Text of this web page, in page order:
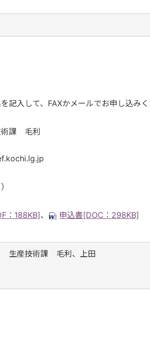
記入して、FAXかメールでお申し込みく
術課 毛利
：188KB]、 申込書[DOC：298KB]
生産技術課 毛利、上田